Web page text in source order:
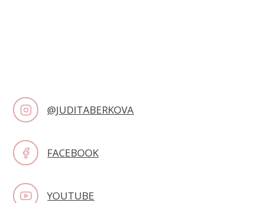
@JUDITABERKOVA
FACEBOOK
YOUTUBE